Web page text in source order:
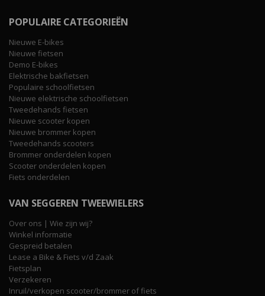
POPULAIRE CATEGORIEËN
Nieuwe E-bikes
Nieuwe fietsen
Demo E-bikes
Elektrische bakfietsen
Populaire schoolfietsen
Nieuwe elektrische schoolfietsen
Tweedehands fietsen
Nieuwe scooter kopen
Nieuwe brommer kopen
Tweedehands scooters
Brommer onderdelen kopen
Scooter onderdelen kopen
Fiets onderdelen
VAN SEGGEREN TWEEWIELERS
Over ons | Wie zijn wij?
Winkel informatie
Gespreid betalen
Lease a Bike & Fiets v/d Zaak
Fietsplan
Verzekeren
Inruil/verkopen scooter/brommer of fiets